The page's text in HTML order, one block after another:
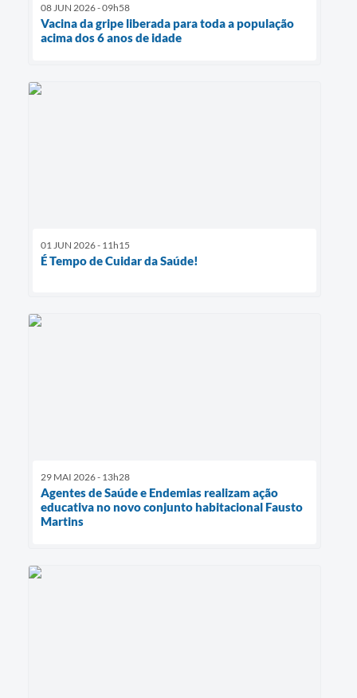
08 JUN 2026 - 09h58
Vacina da gripe liberada para toda a população
acima dos 6 anos de idade
01 JUN 2026 - 11h15
É Tempo de Cuidar da Saúde!
29 MAI 2026 - 13h28
Agentes de Saúde e Endemias realizam ação
educativa no novo conjunto habitacional Fausto
Martins